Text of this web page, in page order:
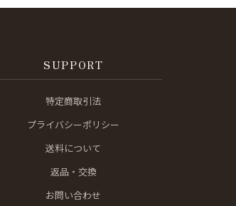
SUPPORT
特定商取引法
プライバシーポリシー
送料について
返品・交換
お問い合わせ